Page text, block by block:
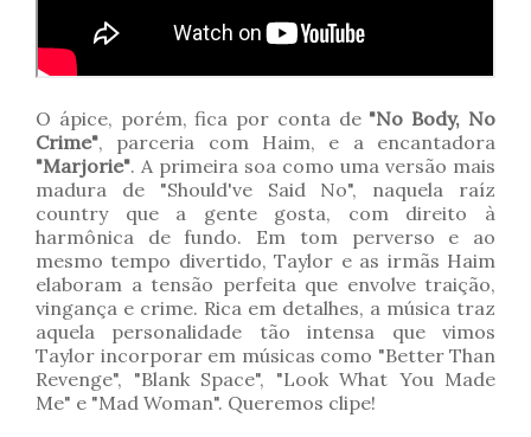
O ápice, porém, fica por conta de "No Body, No
Crime", parceria com Haim, e a encantadora
"Marjorie". A primeira soa como uma versão mais
madura de "Should've Said No", naquela raíz
country que a gente gosta, com direito à
harmônica de fundo. Em tom perverso e ao
mesmo tempo divertido, Taylor e as irmãs Haim
elaboram a tensão perfeita que envolve traição,
vingança e crime. Rica em detalhes, a música traz
aquela personalidade tão intensa que vimos
Taylor incorporar em músicas como "Better Than
Revenge", "Blank Space", "Look What You Made
Me" e "Mad Woman". Queremos clipe!